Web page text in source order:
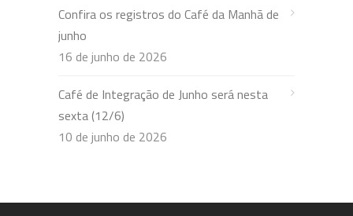
Confira os registros do Café da Manhã de
junho
16 de junho de 2026
Café de Integração de Junho será nesta
sexta (12/6)
10 de junho de 2026